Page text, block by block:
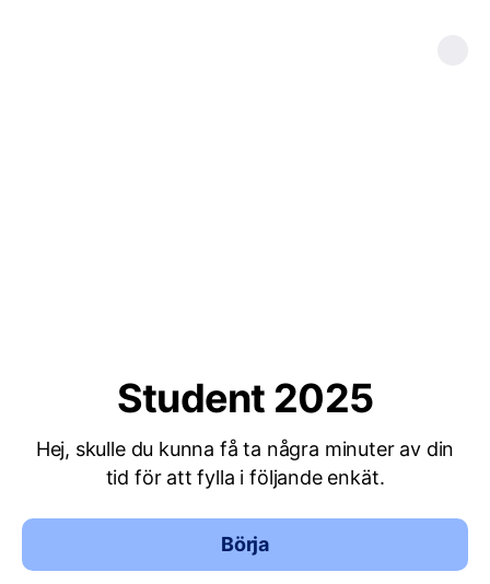
Student 2025
Hej, skulle du kunna få ta några minuter av din
tid för att fylla i följande enkät.
Börja